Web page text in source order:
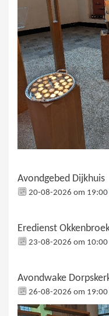
Avondgebed Dijkhuis
20-08-2026 om 19:00
Eredienst
23-08-2026 om 10:00
Avondwake
26-08-2026 om 19:00